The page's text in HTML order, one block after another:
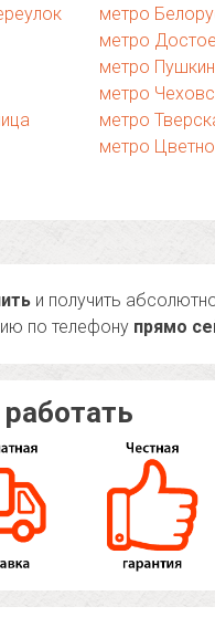
метро
метро
метро
метро
метро
метро
и получить
по телефону прямо